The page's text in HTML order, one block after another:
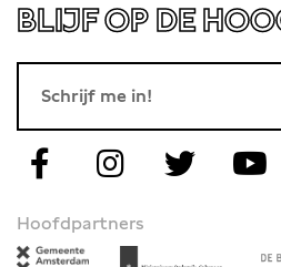
BLIJF OP DE
Hoofdpartners